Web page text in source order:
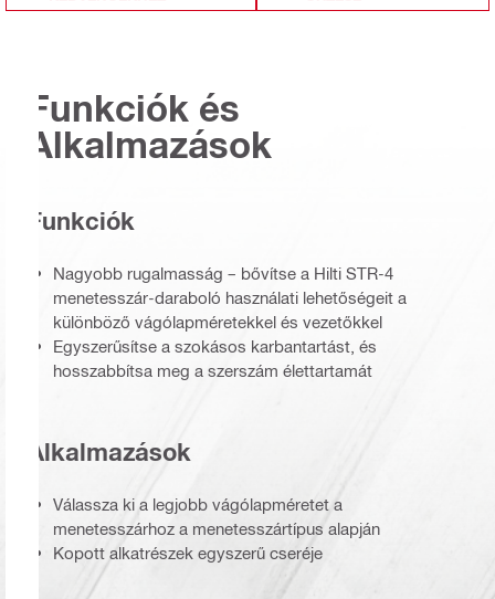
Funkciók és
Alkalmazások
Funkciók
Nagyobb rugalmasság – bővítse a Hilti STR-4
menetesszár-daraboló használati lehetőségeit a
különböző vágólapméretekkel és vezetőkkel
Egyszerűsítse a szokásos karbantartást, és
hosszabbítsa meg a szerszám élettartamát
Alkalmazások
Válassza ki a legjobb vágólapméretet a
menetesszárhoz a menetesszártípus alapján
Kopott alkatrészek egyszerű cseréje